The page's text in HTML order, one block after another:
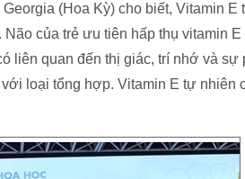
(Hoa Kỳ) cho biết, Vitamin E
của trẻ ưu tiên hấp thụ vitamin
liên quan đến thị giác, trí nhớ và sự
loại tổng hợp. Vitamin E tự nhiên